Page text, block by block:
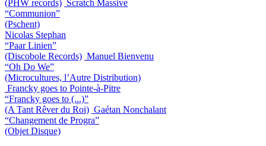
(PHW records) Scratch Massive
“Communion”
(Pschent)
Nicolas Stephan
“Paar Linien”
(Discobole Records) Manuel Bienvenu
“Oh Do We”
(Microcultures, l’Autre Distribution)
Francky goes to Pointe-à-Pitre
“Francky goes to (...)”
(A Tant Rêver du Roi) Gaétan Nonchalant
“Changement de Progra”
(Objet Disque)